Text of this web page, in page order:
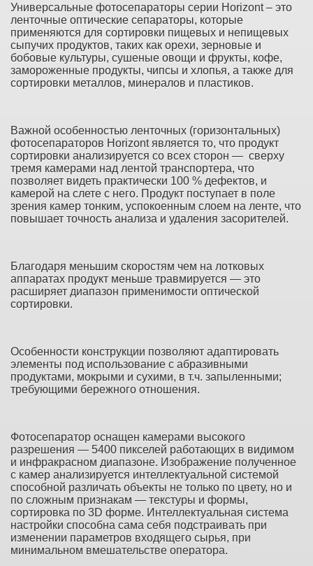
Универсальные фотосепараторы серии Horizont– это
ленточные оптические сепараторы, которые
применяются для сортировки пищевых и непищевых
сыпучих продуктов, таких как орехи, зерновые и
бобовые культуры, сушеные овощи и фрукты, кофе,
замороженные продукты, чипсы и хлопья, а также для
сортировки металлов, минералов и пластиков.
Важной особенностью ленточных (горизонтальных)
фотосепараторов Horizont является то, что продукт
сортировки анализируется со всех сторон — сверху
тремя камерами над лентой транспортера, что
позволяет видеть практически 100 % дефектов, и
камерой на слете с него. Продукт поступает в поле
зрения камер тонким, успокоенным слоем на ленте, что
повышает точность анализа и удаления засорителей.
Благодаря меньшим скоростям чем на лотковых
аппаратах продукт меньше травмируется — это
расширяет диапазон применимости оптической
сортировки.
Особенности конструкции позволяют адаптировать
элементы под использование с абразивными
продуктами, мокрыми и сухими, в т.ч. запыленными;
требующими бережного отношения.
Фотосепаратор оснащен камерами высокого
разрешения — 5400 пикселей работающих в видимом
и инфракрасном диапазоне. Изображение полученное
с камер анализируется интеллектуальной системой
способной различать объекты не только по цвету, но и
по сложным признакам — текстуры и формы,
сортировка по 3D форме. Интеллектуальная система
настройки способна сама себя подстраивать при
изменении параметров входящего сырья, при
минимальном вмешательстве оператора.